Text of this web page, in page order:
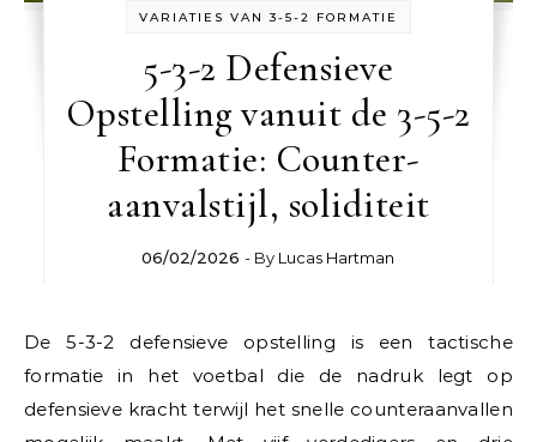
VARIATIES VAN 3-5-2 FORMATIE
5-3-2 Defensieve
Opstelling vanuit de 3-5-2
Formatie: Counter-
aanvalstijl, soliditeit
06/02/2026 - By Lucas Hartman
De 5-3-2 defensieve opstelling is een tactische
formatie in het voetbal die de nadruk legt op
defensieve kracht terwijl het snelle counteraanvallen